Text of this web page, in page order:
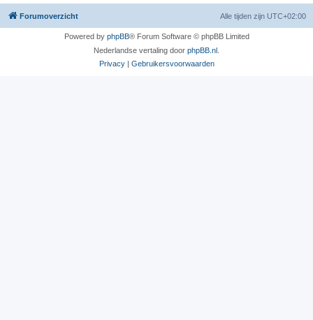
Forumoverzicht Alle tijden zijn UTC+02:00
Powered by phpBB® Forum Software © phpBB Limited
Nederlandse vertaling door phpBB.nl
Privacy| Gebruikersvoorwaarden